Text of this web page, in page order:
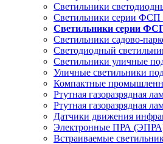
Светильники
Светильники серии ФСП
Светильники серии
Светильники садово-
Светодиодный
Светильники уличные
Уличные светильники
Компактные
Ртутная газоразрядная
Ртутная газоразрядная
Датчики движения
Электронные ПРА
Встраиваемые